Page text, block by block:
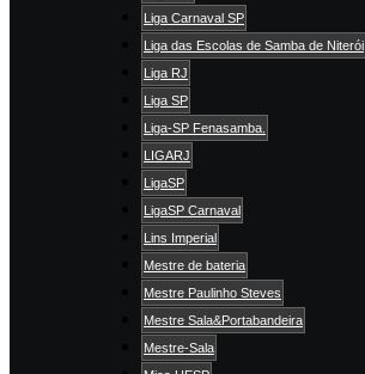
Liga Carnaval SP
Liga das Escolas de Samba de Niterói
Liga RJ
Liga SP
Liga-SP Fenasamba.
LIGARJ
LigaSP
LigaSP Carnaval
Lins Imperial
Mestre de bateria
Mestre Paulinho Steves
Mestre Sala&Portabandeira
Mestre-Sala